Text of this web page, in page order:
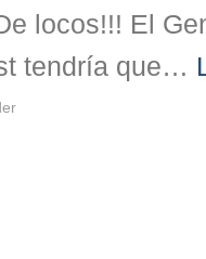
locos!!! El
tendría que…